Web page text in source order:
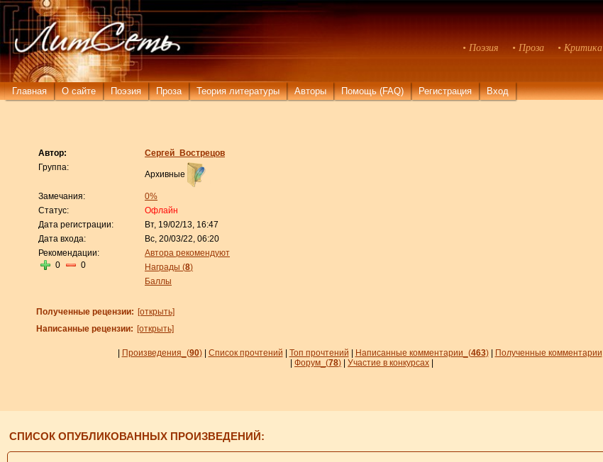
• Поэзия • Проза • Критика
Главная О сайте Поэзия Проза Теория литературы Авторы Помощь (FAQ) Регистрация Вход
Автор:
Сергей_Вострецов
Группа:
Архивные
Замечания:
0%
Статус:
Офлайн
Дата регистрации:
Вт, 19/02/13, 16:47
Дата входа:
Вс, 20/03/22, 06:20
Рекомендации:
0
0
Автора рекомендуют
Награды (8)
Баллы
Полученные рецензии: [открыть]
Написанные рецензии: [открыть]
| Произведения_ (90) | Список прочтений | Топ прочтений | Написанные комментарии_ (463)| Полученные комментарии
| Форум_ (78) | Участие в конкурсах |
СПИСОК ОПУБЛИКОВАННЫХ ПРОИЗВЕДЕНИЙ: